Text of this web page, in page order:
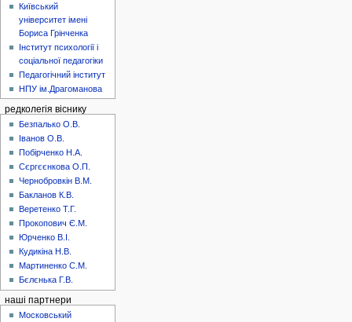
Київський
університет імені
Бориса Грінченка
Інститут психології і
соціальної педагогіки
Педагогічний інститут
НПУ ім.Драгоманова
редколегія віснику
Безпалько О.В.
Іванов О.В.
Побірченко Н.А.
Сєргєєнкова О.П.
Чернобровкін В.М.
Бакланов К.В.
Веретенко Т.Г.
Прокопович Є.М.
Юрченко В.І.
Кудикіна Н.В.
Мартиненко С.М.
Бєлєнька Г.В.
наші партнери
Московський